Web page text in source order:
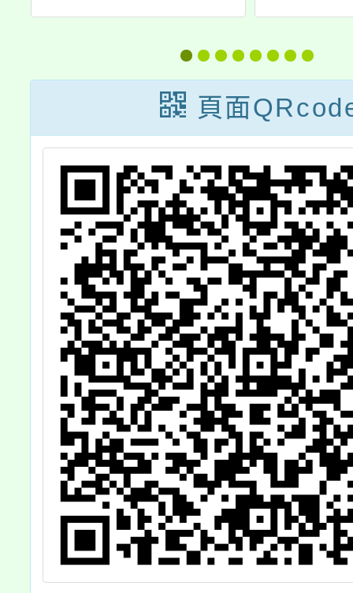
時代！」2026兒
少培力工作坊
11月
至115
日（
表演
劇院
廠全
改編
音樂
克》
公告
師生
參與
行校
考依
頁面